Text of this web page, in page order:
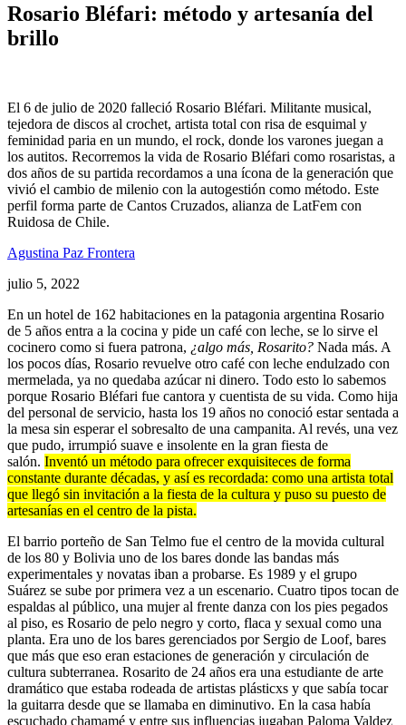
Rosario Bléfari: método y artesanía del
brillo
El 6 de julio de 2020 falleció Rosario Bléfari. Militante musical,
tejedora de discos al crochet, artista total con risa de esquimal y
feminidad paria en un mundo, el rock, donde los varones juegan a
los autitos. Recorremos la vida de Rosario Bléfari como rosaristas, a
dos años de su partida recordamos a una ícona de la generación que
vivió el cambio de milenio con la autogestión como método. Este
perfil forma parte de Cantos Cruzados, alianza de LatFem con
Ruidosa de Chile.
Agustina Paz Frontera
julio 5, 2022
En un hotel de 162 habitaciones en la patagonia argentina Rosario
de 5 años entra a la cocina y pide un café con leche, se lo sirve el
cocinero como si fuera patrona, ¿algo más, Rosarito? Nada más. A
los pocos días, Rosario revuelve otro café con leche endulzado con
mermelada, ya no quedaba azúcar ni dinero. Todo esto lo sabemos
porque Rosario Bléfari fue cantora y cuentista de su vida. Como hija
del personal de servicio, hasta los 19 años no conoció estar sentada a
la mesa sin esperar el sobresalto de una campanita. Al revés, una vez
que pudo, irrumpió suave e insolente en la gran fiesta de
salón. Inventó un método para ofrecer exquisiteces de forma
constante durante décadas, y así es recordada: como una artista total
que llegó sin invitación a la fiesta de la cultura y puso su puesto de
artesanías en el centro de la pista.
El barrio porteño de San Telmo fue el centro de la movida cultural
de los 80 y Bolivia uno de los bares donde las bandas más
experimentales y novatas iban a probarse. Es 1989 y el grupo
Suárez se sube por primera vez a un escenario. Cuatro tipos tocan de
espaldas al público, una mujer al frente danza con los pies pegados
al piso, es Rosario de pelo negro y corto, flaca y sexual como una
planta. Era uno de los bares gerenciados por Sergio de Loof, bares
que más que eso eran estaciones de generación y circulación de
cultura subterranea. Rosarito de 24 años era una estudiante de arte
dramático que estaba rodeada de artistas plásticxs y que sabía tocar
la guitarra desde que se llamaba en diminutivo. En la casa había
escuchado chamamé y entre sus influencias jugaban Paloma Valdez